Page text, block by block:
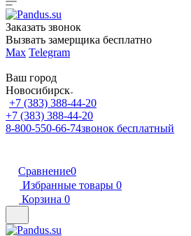
Заказать звонок
Вызвать замерщика бесплатно
Max Telegram
Ваш город
Новосибирск
+7 (383) 388-44-20
+7 (383) 388-44-20
8-800-550-66-74звонок бесплатный
Сравнение0
Избранные товары 0
Корзина 0